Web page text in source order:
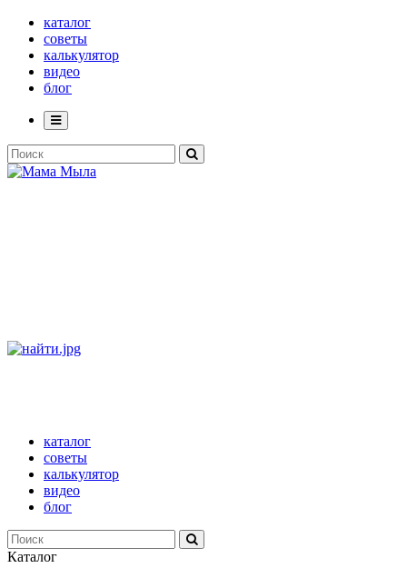
каталог
советы
калькулятор
видео
блог
каталог
советы
калькулятор
видео
блог
Каталог